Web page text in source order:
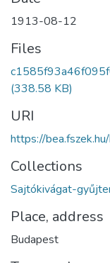
1913-08-12
Files
(338.58 KB)
URI
https://
Collections
Sajtókivágat-
Place, address
Budapest